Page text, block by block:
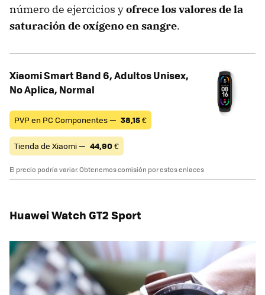
número de ejercicios yofrece los valores de la
saturación de oxígeno en sangre.
Xiaomi Smart Band 6, Adultos Unisex,
No Aplica, Normal
PVP en PC Componentes — 38,15€
Tienda de Xiaomi — 44,90€
El precio podría variar. Obtenemos comisión por estos enlaces
Huawei Watch GT2 Sport